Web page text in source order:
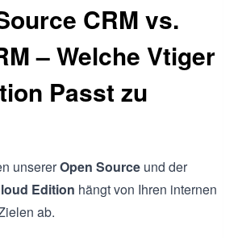
CRM vs.
– Welche Vtiger
Passt zu
unsererOpen Source und der
Edition hängt von Ihren internen
ab.